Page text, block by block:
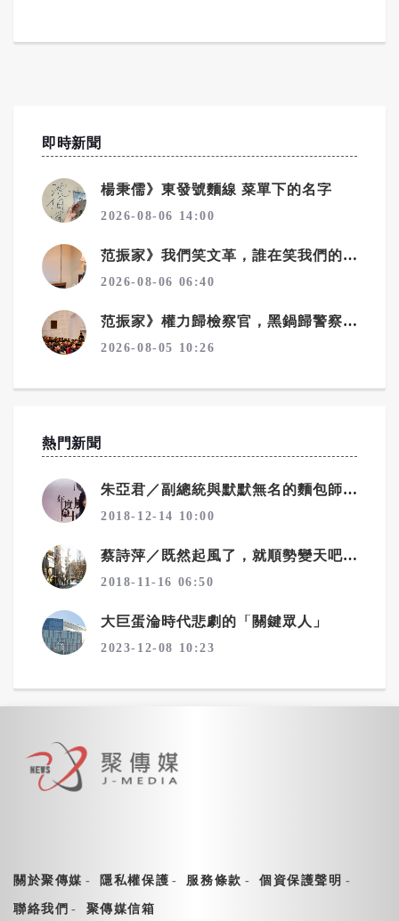
即時新聞
楊秉儒》東發號麵線 菜單下的名字
2026-08-06 14:00
范振家》我們笑文革，誰在笑我們的教改？
2026-08-06 06:40
范振家》權力歸檢察官，黑鍋歸警察？
2026-08-05 10:26
熱門新聞
朱亞君／副總統與默默無名的麵包師傅
2018-12-14 10:00
蔡詩萍／既然起風了，就順勢變天吧！一個勉強算文化人的感觸
2018-11-16 06:50
大巨蛋淪時代悲劇的「關鍵眾人」
2023-12-08 10:23
關於聚傳媒 隱私權保護 服務條款 個資保護聲明
聯絡我們 聚傳媒信箱